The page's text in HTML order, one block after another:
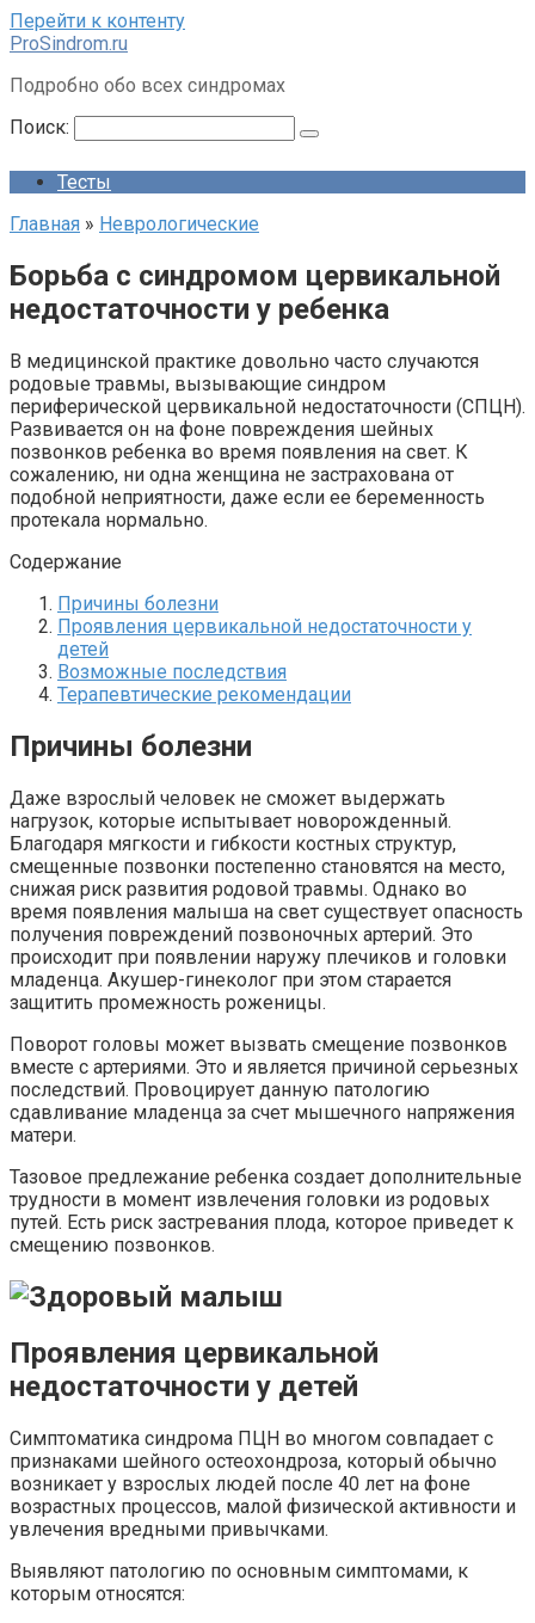
Перейти к контенту
ProSindrom.ru
Подробно обо всех синдромах
Поиск:
Тесты
Главная » Неврологические
Борьба с синдромом цервикальной
недостаточности у ребенка
В медицинской практике довольно часто случаются
родовые травмы, вызывающие синдром
периферической цервикальной недостаточности (СПЦН).
Развивается он на фоне повреждения шейных
позвонков ребенка во время появления на свет. К
сожалению, ни одна женщина не застрахована от
подобной неприятности, даже если ее беременность
протекала нормально.
Содержание
Причины болезни
Проявления цервикальной недостаточности у
детей
Возможные последствия
Терапевтические рекомендации
Причины болезни
Даже взрослый человек не сможет выдержать
нагрузок, которые испытывает новорожденный.
Благодаря мягкости и гибкости костных структур,
смещенные позвонки постепенно становятся на место,
снижая риск развития родовой травмы. Однако во
время появления малыша на свет существует опасность
получения повреждений позвоночных артерий. Это
происходит при появлении наружу плечиков и головки
младенца. Акушер-гинеколог при этом старается
защитить промежность роженицы.
Поворот головы может вызвать смещение позвонков
вместе с артериями. Это и является причиной серьезных
последствий. Провоцирует данную патологию
сдавливание младенца за счет мышечного напряжения
матери.
Тазовое предлежание ребенка создает дополнительные
трудности в момент извлечения головки из родовых
путей. Есть риск застревания плода, которое приведет к
смещению позвонков.
Проявления цервикальной
недостаточности у детей
Симптоматика синдрома ПЦН во многом совпадает с
признаками шейного остеохондроза, который обычно
возникает у взрослых людей после 40 лет на фоне
возрастных процессов, малой физической активности и
увлечения вредными привычками.
Выявляют патологию по основным симптомами, к
которым относятся: